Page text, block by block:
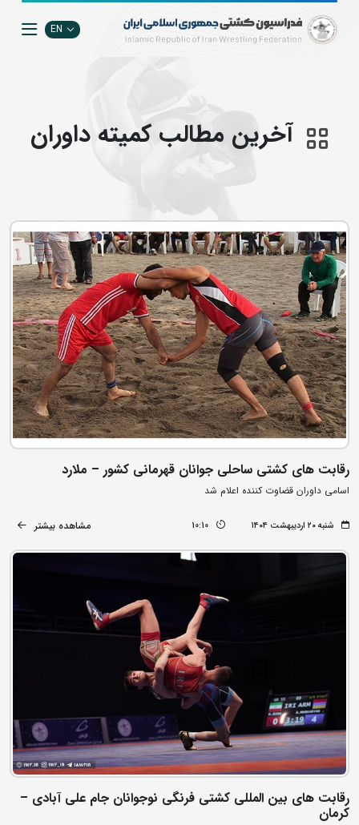
EN
آخرین مطالب کمیته داوران
رقابت های کشتی ساحلی جوانان قهرمانی کشور – ملارد
اسامی داوران قضاوت کننده اعلام شد
شنبه ۲۰ اردیبهشت ۱۴۰۴ 10:10 مشاهده بیشتر
رقابت های بین المللی کشتی فرنگی نوجوانان جام علی آبادی –
کرمان